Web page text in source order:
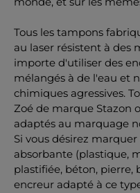
Tous les tampons
au laser résistent à des
importe d'utiliser des
mélangés à de l'eau et
chimiques agressives.
Zoé de marque Stazon
adaptés au marquage
Si vous désirez
absorbante (plastique,
plastifiée, béton, pierre,
encreur adapté à ce